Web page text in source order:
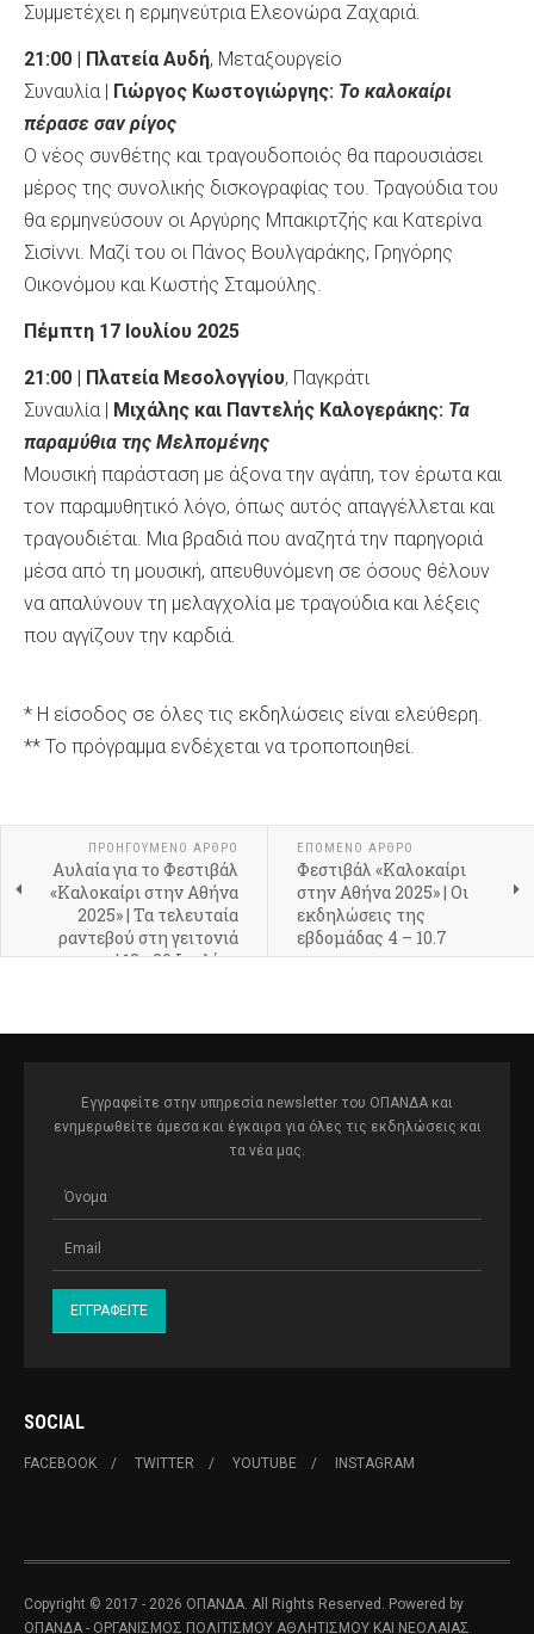
Συμμετέχει η ερμηνεύτρια Ελεονώρα Ζαχαριά.
21:00 | Πλατεία Αυδή, Μεταξουργείο
Συναυλία |
Γιώργος Κωστογιώργης: Το καλοκαίρι
πέρασε σαν ρίγος
Ο νέος συνθέτης και τραγουδοποιός θα παρουσιάσει
μέρος της συνολικής δισκογραφίας του. Τραγούδια του
θα ερμηνεύσουν οι Αργύρης Μπακιρτζής και Κατερίνα
Σισίννι. Μαζί του οι Πάνος Βουλγαράκης, Γρηγόρης
Οικονόμου και Κωστής Σταμούλης.
Πέμπτη 17 Ιουλίου 2025
21:00 | Πλατεία Μεσολογγίου, Παγκράτι
Συναυλία |
Μιχάλης και Παντελής Καλογεράκης: Τα
παραμύθια της Μελπομένης
Μουσική παράσταση με άξονα την αγάπη, τον έρωτα και
τον παραμυθητικό λόγο, όπως αυτός απαγγέλλεται και
τραγουδιέται. Μια βραδιά που αναζητά την παρηγοριά
μέσα από τη μουσική, απευθυνόμενη σε όσους θέλουν
να απαλύνουν τη μελαγχολία με τραγούδια και λέξεις
που αγγίζουν την καρδιά.
* Η είσοδος σε όλες τις εκδηλώσεις είναι ελεύθερη.
** Το πρόγραμμα ενδέχεται να τροποποιηθεί.
ΠΡΟΗΓΟΎΜΕΝΟ ΆΡΘΡΟ
Αυλαία για το Φεστιβάλ
«Καλοκαίρι στην Αθήνα
2025» | Τα τελευταία
ραντεβού στη γειτονιά
μας | 18 - 20 Ιουλίου
ΕΠΌΜΕΝΟ ΆΡΘΡΟ
Φεστιβάλ «Καλοκαίρι
στην Αθήνα 2025» | Οι
εκδηλώσεις της
εβδομάδας 4 – 10.7
Εγγραφείτε στην υπηρεσία newsletter του ΟΠΑΝΔΑ και
ενημερωθείτε άμεσα και έγκαιρα για όλες τις εκδηλώσεις και
τα νέα μας.
SOCIAL
FACEBOOK TWITTER YOUTUBE INSTAGRAM
Copyright © 2017 - 2026 ΟΠΑΝΔΑ. All Rights Reserved. Powered by
ΟΠΑΝΔΑ - ΟΡΓΑΝΙΣΜΟΣ ΠΟΛΙΤΙΣΜΟΥ ΑΘΛΗΤΙΣΜΟΥ ΚΑΙ ΝΕΟΛΑΙΑΣ